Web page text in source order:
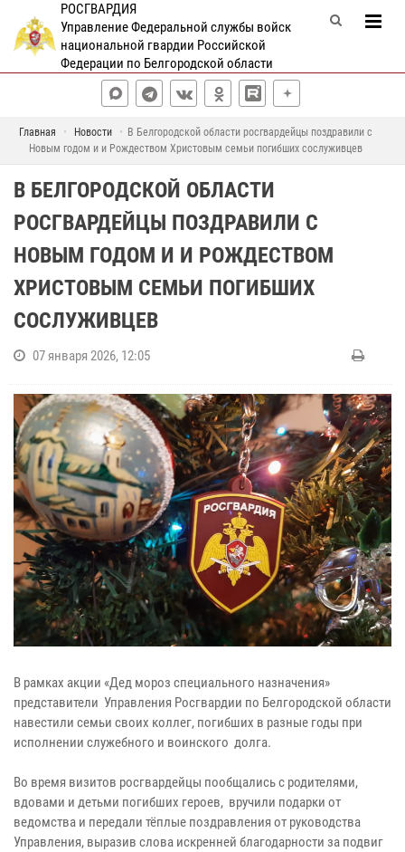
РОСГВАРДИЯ
Управление Федеральной службы войск
национальной гвардии Российской
Федерации по Белгородской области
Главная Новости
В Белгородской области росгвардейцы поздравили с
Новым годом и и Рождеством Христовым семьи погибших сослуживцев
В БЕЛГОРОДСКОЙ ОБЛАСТИ
РОСГВАРДЕЙЦЫ ПОЗДРАВИЛИ С
НОВЫМ ГОДОМ И И РОЖДЕСТВОМ
ХРИСТОВЫМ СЕМЬИ ПОГИБШИХ
СОСЛУЖИВЦЕВ
07 января 2026, 12:05
В рамках акции «Дед мороз специального назначения»
представители Управления Росгвардии по Белгородской области
навестили семьи своих коллег, погибших в разные годы при
исполнении служебного и воинского долга.
Во время визитов росгвардейцы пообщались с родителями,
вдовами и детьми погибших героев, вручили подарки от
ведомства и передали тёплые поздравления от руководства
Управления, выразив слова искренней благодарности за подвиг